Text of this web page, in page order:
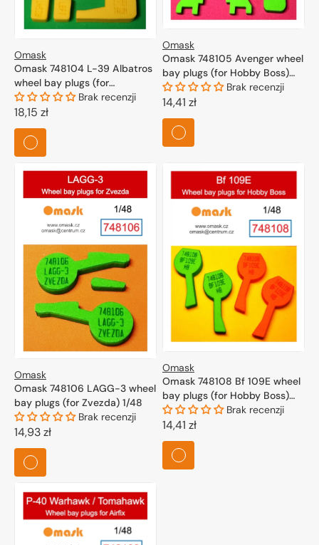
Omask
Omask 748104 L-39 Albatros
wheel bay plugs (for
Trumpeter) 1/48Brak recenzji
Cena
regularna
18,15 zł
Omask
Omask 748105 Avenger wheel
bay plugs (for Hobby Boss)
1/48
Brak recenzji
Cena
regularna
14,41 zł
Omask
Omask 748106 LAGG-3 wheel
bay plugs (for Zvezda) 1/48
Brak recenzji
Cena
regularna
14,93 zł
Omask
Omask 748108 Bf 109E wheel
bay plugs (for Hobby Boss)
1/48
Brak recenzji
Cena
regularna
14,41 zł